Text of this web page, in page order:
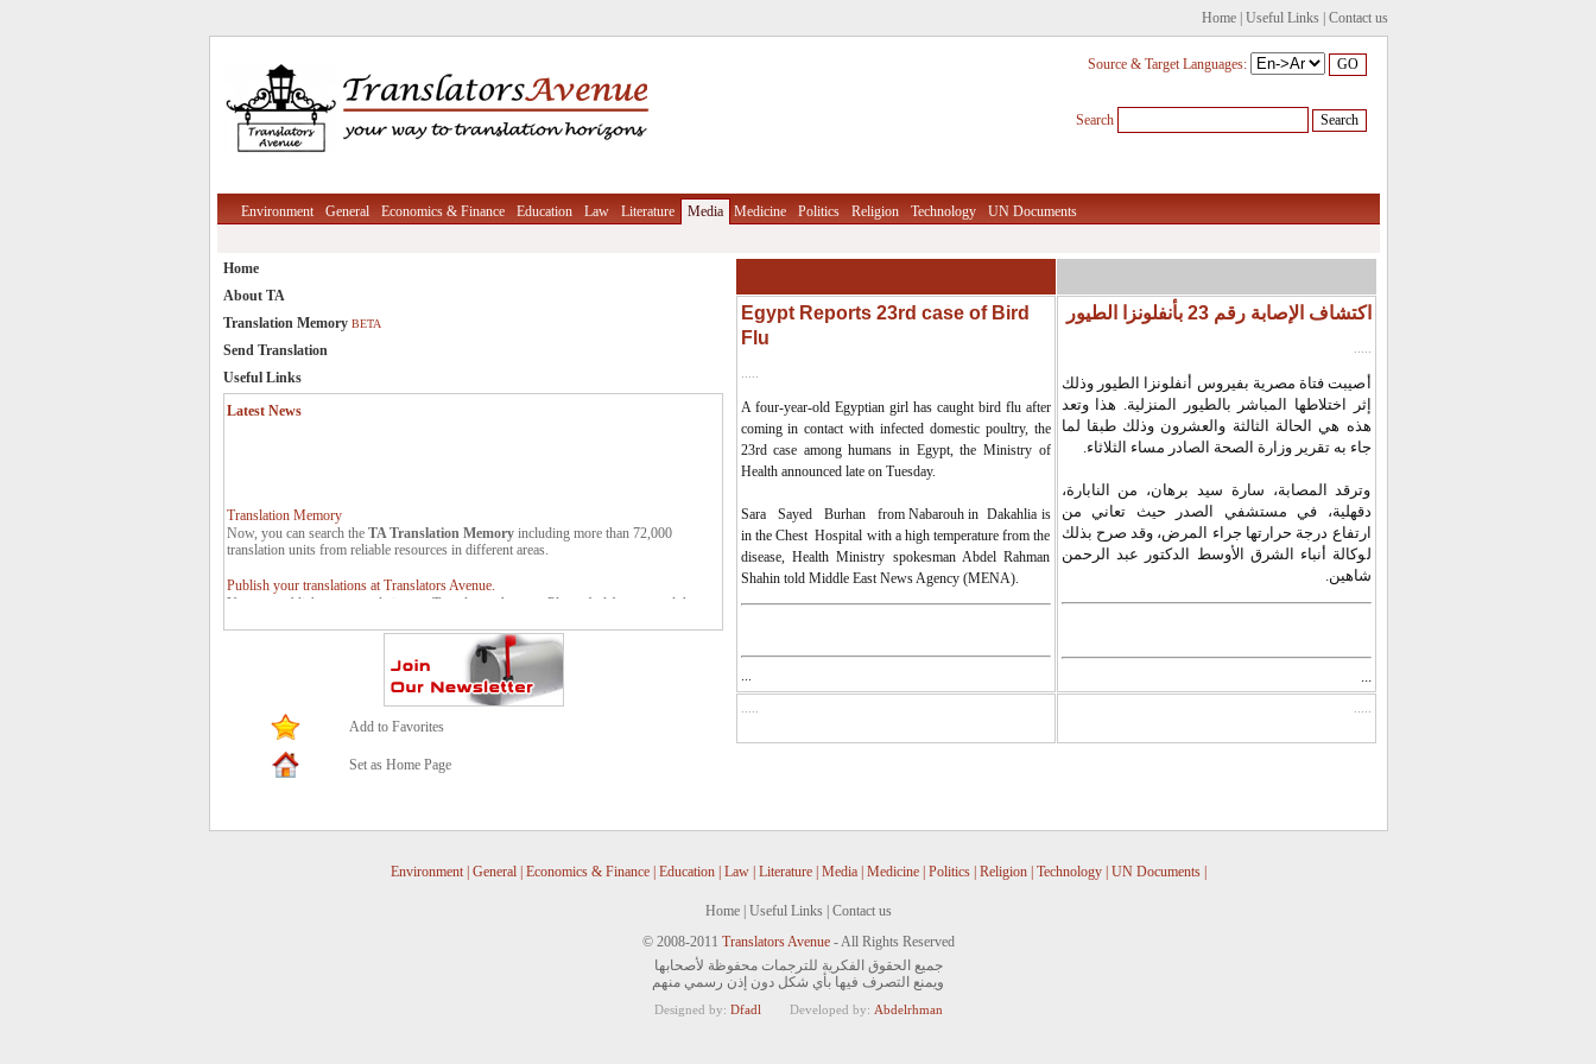
Home| Useful Links| Contact us
Source & Target Languages:
Search
Environment General Economics & Finance Education Law Literature Media Medicine Politics Religion Technology UN Documents
Home
About TA
Translation Memory BETA
Send Translation
Useful Links
Latest News
Translation Memory
Now, you can search the TA Translation Memory including more than 72,000
translation units from reliable resources in different areas.
Publish your translations at Translators Avenue.
You can publish your translations at Translators Avenue. Please feel free to send them
Add to Favorites
Set as Home Page
Egypt Reports 23rd case of Bird
Flu
A four-year-old Egyptian girl has caught bird flu after
coming in contact with infected domestic poultry, the
23rd case among humans in Egypt, the Ministry of
Health announced late on Tuesday.
Sara Sayed Burhan from Nabarouh in Dakahlia is
in the Chest Hospital with a high temperature from the
disease, Health Ministry spokesman Abdel Rahman
Shahin told Middle East News Agency (MENA).
اكتشاف الإصابة رقم 23 بأنفلونزا الطيور
أصيبت فتاة مصرية بفيروس أنفلونزا الطيور وذلك
إثر اختلاطها المباشر بالطيور المنزلية. هذا وتعد
هذه هي الحالة الثالثة والعشرون وذلك طبقا لما
جاء به تقرير وزارة الصحة الصادر مساء الثلاثاء.
وترقد المصابة، سارة سيد برهان، من النابارة،
دقهلية، في مستشفي الصدر حيث تعاني من
ارتفاع درجة حرارتها جراء المرض، وقد صرح بذلك
لوكالة أنباء الشرق الأوسط الدكتور عبد الرحمن
شاهين.
...
Environment| General| Economics & Finance| Education| Law| Literature| Media| Medicine| Politics| Religion| Technology| UN Documents|
Home| Useful Links| Contact us
© 2008-2011 Translators Avenue- All Rights Reserved
جميع الحقوق الفكرية للترجمات محفوظة لأصحابها
ويمنع التصرف فيها بأي شكل دون إذن رسمي منهم
Designed by: Dfadl Developed by: Abdelrhman